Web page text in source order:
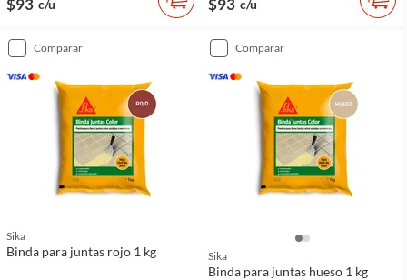
$93 c/u $93 c/u
comparar
Sika
Binda para juntas rojo 1 kg
comparar
Sika
Binda para juntas hueso 1 kg